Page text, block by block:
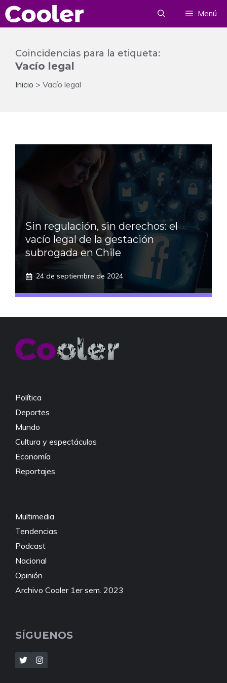
Saltar
al
Menú
Coincidencias para la etiqueta:
Vacío legal
Inicio > Vacío legal
Sin regulación, sin derechos: el
vacío legal de la gestación
subrogada en Chile
24 de septiembre de 2024
Política
Deportes
Mundo
Cultura y espectáculos
Economía
Reportajes
Multimedia
Tendencias
Podcast
Nacional
Opinión
Archivo Cooler 1er sem. 2023
SÍGUENOS